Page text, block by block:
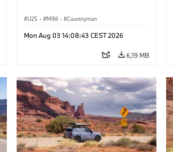
U25 · MINI · Countryman
Mon Aug 03 14:08:43 CEST 2026
6,19 MB